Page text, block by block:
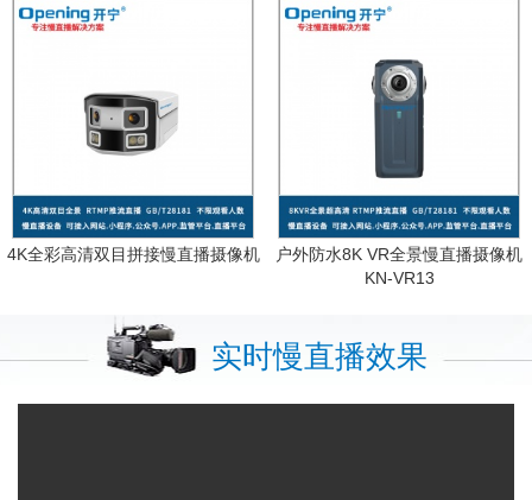
4K全彩高清双目拼接慢直播摄像机
户外防水8K VR全景慢直播摄像机
KN-VR13
实时慢直播效果